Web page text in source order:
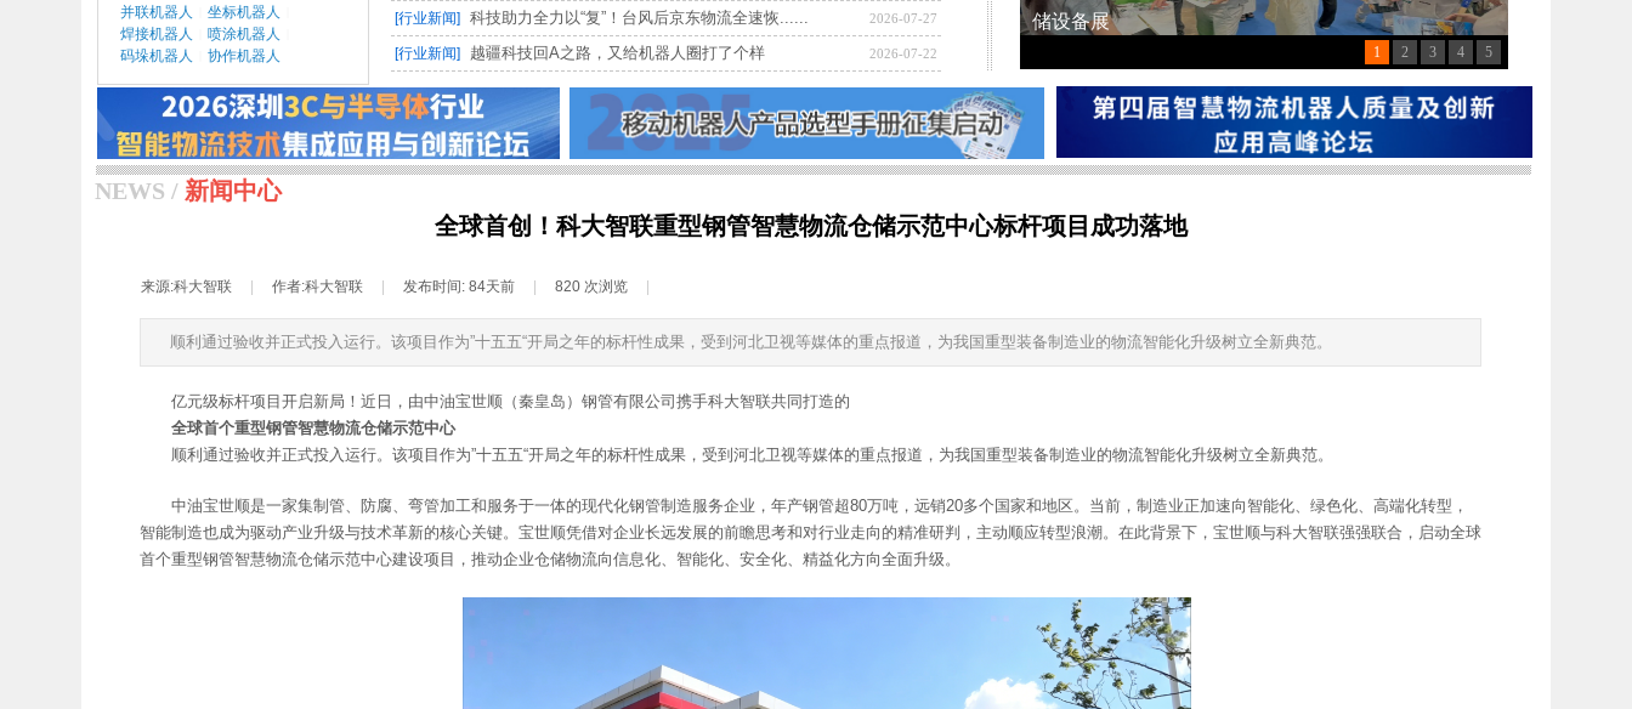
并联机器人 坐标机器人
焊接机器人 喷涂机器人
码垛机器人 协作机器人
[行业新闻] 科技助力全力以“复”！台风后京东物流全速恢...... 2026-07-27
[行业新闻] 越疆科技回A之路，又给机器人圈打了个样 2026-07-22
NEWS / 新闻中心
全球首创！科大智联重型钢管智慧物流仓储示范中心标杆项目成功落地
来源:科大智联 作者:科大智联 发布时间: 84天前 820 次浏览
顺利通过验收并正式投入运行。该项目作为”十五五“开局之年的标杆性成果，受到河北卫视等媒体的重点报道，为我国重型装备制造业的物流智能化升级树立全新典范。
亿元级标杆项目开启新局！近日，由中油宝世顺（秦皇岛）钢管有限公司携手科大智联共同打造的
全球首个重型钢管智慧物流仓储示范中心
顺利通过验收并正式投入运行。该项目作为”十五五“开局之年的标杆性成果，受到河北卫视等媒体的重点报道，为我国重型装备制造业的物流智能化升级树立全新典范。
中油宝世顺是一家集制管、防腐、弯管加工和服务于一体的现代化钢管制造服务企业，年产钢管超80万吨，远销20多个国家和地区。当前，制造业正加速向智能化、绿色化、高端化转型，
智能制造也成为驱动产业升级与技术革新的核心关键。宝世顺凭借对企业长远发展的前瞻思考和对行业走向的精准研判，主动顺应转型浪潮。在此背景下，宝世顺与科大智联强强联合，启动全球
首个重型钢管智慧物流仓储示范中心建设项目，推动企业仓储物流向信息化、智能化、安全化、精益化方向全面升级。